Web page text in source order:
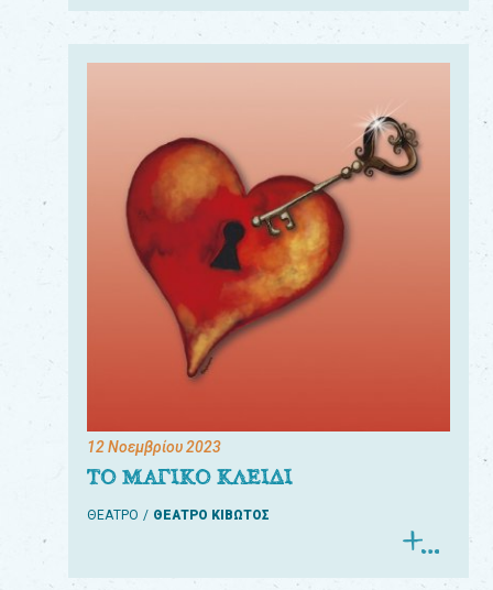
12 Νοεμβρίου 2023
ΤΟ ΜΑΓΙΚΟ ΚΛΕΙΔΙ
ΘΕΑΤΡΟ ΘΕΑΤΡΟ ΚΙΒΩΤΟΣ